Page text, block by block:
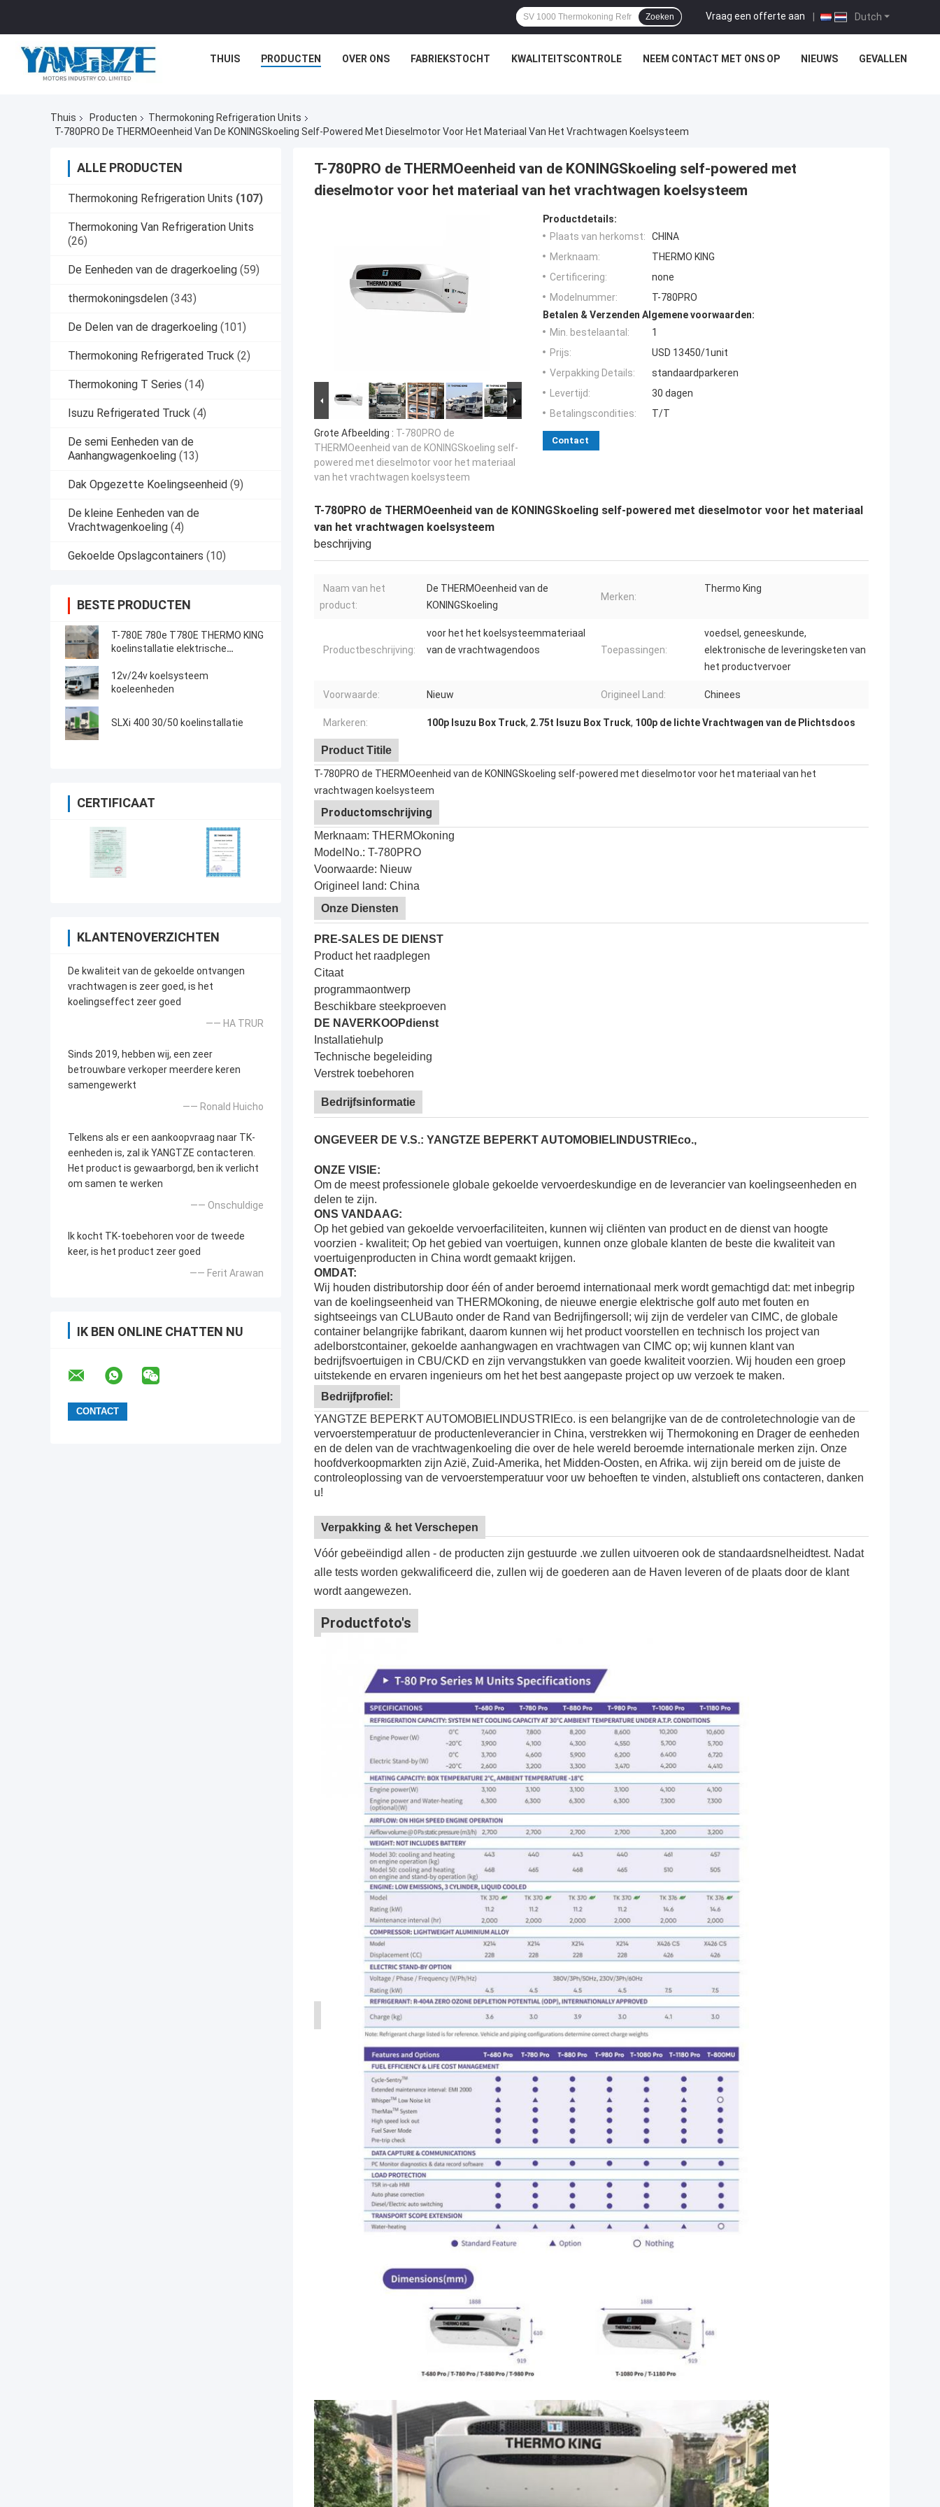
Dutch
Vraag een offerte aan |
Zoeken
THUIS PRODUCTEN OVER ONS FABRIEKSTOCHT KWALITEITSCONTROLE NEEM CONTACT MET ONS OP NIEUWS GEVALLEN
Thuis Producten
Thermokoning Refrigeration Units
T-780PRO De THERMOeenheid Van De KONINGSkoeling Self-Powered Met Dieselmotor Voor Het Materiaal Van Het Vrachtwagen Koelsysteem
ALLE PRODUCTEN
Thermokoning Refrigeration Units (107)
Thermokoning Van Refrigeration Units
(26)
De Eenheden van de dragerkoeling (59)
thermokoningsdelen (343)
De Delen van de dragerkoeling (101)
Thermokoning Refrigerated Truck (2)
Thermokoning T Series (14)
Isuzu Refrigerated Truck (4)
De semi Eenheden van de
Aanhangwagenkoeling (13)
Dak Opgezette Koelingseenheid (9)
De kleine Eenheden van de
Vrachtwagenkoeling (4)
Gekoelde Opslagcontainers (10)
BESTE PRODUCTEN
T-780E 780e T780E THERMO KING
koelinstallatie elektrische
elektrische standby gemaakt in
China
12v/24v koelsysteem
koeleenheden
SLXi 400 30/50 koelinstallatie
CERTIFICAAT
KLANTENOVERZICHTEN
De kwaliteit van de gekoelde ontvangen
vrachtwagen is zeer goed, is het
koelingseffect zeer goed
—— HA TRUR
Sinds 2019, hebben wij, een zeer
betrouwbare verkoper meerdere keren
samengewerkt
—— Ronald Huicho
Telkens als er een aankoopvraag naar TK-
eenheden is, zal ik YANGTZE contacteren.
Het product is gewaarborgd, ben ik verlicht
om samen te werken
—— Onschuldige
Ik kocht TK-toebehoren voor de tweede
keer, is het product zeer goed
—— Ferit Arawan
IK BEN ONLINE CHATTEN NU
T-780PRO de THERMOeenheid van de KONINGSkoeling self-powered met
dieselmotor voor het materiaal van het vrachtwagen koelsysteem
Grote Afbeelding : T-780PRO de
THERMOeenheid van de KONINGSkoeling self-
powered met dieselmotor voor het materiaal
van het vrachtwagen koelsysteem
Productdetails:
Plaats van herkomst:
CHINA
Merknaam:
THERMO KING
Certificering:
none
Modelnummer:
T-780PRO
Betalen & Verzenden Algemene voorwaarden:
Min. bestelaantal:
1
Prijs:
USD 13450/1unit
Verpakking Details:
standaardparkeren
Levertijd:
30 dagen
Betalingscondities:
T/T
Contact
T-780PRO de THERMOeenheid van de KONINGSkoeling self-powered met dieselmotor voor het materiaal
van het vrachtwagen koelsysteem
beschrijving
Naam van het
product:
De THERMOeenheid van de
KONINGSkoeling
Merken:
Thermo King
Productbeschrijving:
voor het het koelsysteemmateriaal
van de vrachtwagendoos
Toepassingen:
voedsel, geneeskunde,
elektronische de leveringsketen van
het productvervoer
Voorwaarde: Nieuw Origineel Land: Chinees
Markeren: 100p Isuzu Box Truck, 2.75t Isuzu Box Truck, 100p de lichte Vrachtwagen van de Plichtsdoos
Product Titile
T-780PRO de THERMOeenheid van de KONINGSkoeling self-powered met dieselmotor voor het materiaal van het
vrachtwagen koelsysteem
Productomschrijving
Merknaam: THERMOkoning
ModelNo.: T-780PRO
Voorwaarde: Nieuw
Origineel land: China
Onze Diensten
PRE-SALES DE DIENST
Product het raadplegen
Citaat
programmaontwerp
Beschikbare steekproeven
DE NAVERKOOPdienst
Installatiehulp
Technische begeleiding
Verstrek toebehoren
Bedrijfsinformatie
ONGEVEER DE V.S.: YANGTZE BEPERKT AUTOMOBIELINDUSTRIEco.,
ONZE VISIE:
Om de meest professionele globale gekoelde vervoerdeskundige en de leverancier van koelingseenheden en
delen te zijn.
ONS VANDAAG:
Op het gebied van gekoelde vervoerfaciliteiten, kunnen wij cliënten van product en de dienst van hoogte
voorzien - kwaliteit; Op het gebied van voertuigen, kunnen onze globale klanten de beste die kwaliteit van
voertuigenproducten in China wordt gemaakt krijgen.
OMDAT:
Wij houden distributorship door één of ander beroemd internationaal merk wordt gemachtigd dat: met inbegrip
van de koelingseenheid van THERMOkoning, de nieuwe energie elektrische golf auto met fouten en
sightseeings van CLUBauto onder de Rand van Bedrijfingersoll; wij zijn de verdeler van CIMC, de globale
container belangrijke fabrikant, daarom kunnen wij het product voorstellen en technisch los project van
adelborstcontainer, gekoelde aanhangwagen en vrachtwagen van CIMC op; wij kunnen klant van
bedrijfsvoertuigen in CBU/CKD en zijn vervangstukken van goede kwaliteit voorzien. Wij houden een groep
uitstekende en ervaren ingenieurs om het het best aangepaste project op uw verzoek te maken.
Bedrijfprofiel:
YANGTZE BEPERKT AUTOMOBIELINDUSTRIEco. is een belangrijke van de de controletechnologie van de
vervoerstemperatuur de productenleverancier in China, verstrekken wij Thermokoning en Drager de eenheden
en de delen van de vrachtwagenkoeling die over de hele wereld beroemde internationale merken zijn. Onze
hoofdverkoopmarkten zijn Azië, Zuid-Amerika, het Midden-Oosten, en Afrika. wij zijn bereid om de juiste de
controleoplossing van de vervoerstemperatuur voor uw behoeften te vinden, alstublieft ons contacteren, danken
u!
Verpakking & het Verschepen
Vóór gebeëindigd allen - de producten zijn gestuurde .we zullen uitvoeren ook de standaardsnelheidtest. Nadat
alle tests worden gekwalificeerd die, zullen wij de goederen aan de Haven leveren of de plaats door de klant
wordt aangewezen.
Productfoto's